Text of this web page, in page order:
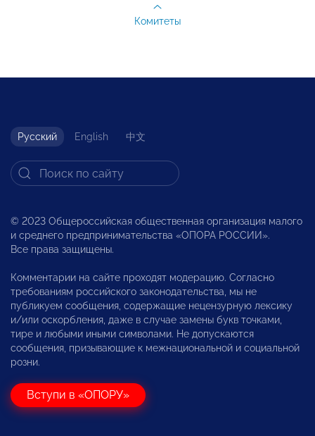
Комитеты
Русский English 中文
© 2023 Общероссийская общественная организация малого
и среднего предпринимательства «ОПОРА РОССИИ».
Все права защищены.
Комментарии на сайте проходят модерацию. Согласно
требованиям российского законодательства, мы не
публикуем сообщения, содержащие нецензурную лексику
и/или оскорбления, даже в случае замены букв точками,
тире и любыми иными символами. Не допускаются
сообщения, призывающие к межнациональной и социальной
розни.
Вступи в «ОПОРУ»